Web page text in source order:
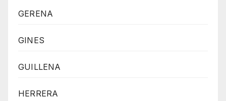
GERENA
GINES
GUILLENA
HERRERA